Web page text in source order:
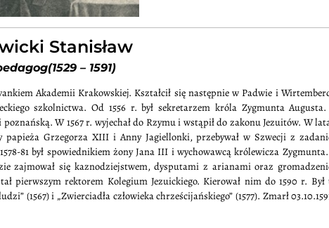
Stanisław
– 1591)
Akademii Krakowskiej. Kształcił się następnie w Padwie i
szkolnictwa. Od 1556 r. był sekretarzem króla Zygmunta Augusta.
W 1567 r. wyjechał do Rzymu i wstąpił do zakonu Jezuitów. W
papieża Grzegorza XIII i Anny Jagiellonki, przebywał w Szwecji z
81 był spowiednikiem żony Jana III i wychowawcą królewicza
zajmował się kaznodziejstwem, dysputami z arianami oraz
pierwszym rektorem Kolegium Jezuickiego. Kierował nim do 1590 r. Był
(1567) i „Zwierciadła człowieka chrześcijańskiego” (1577). Zmarł